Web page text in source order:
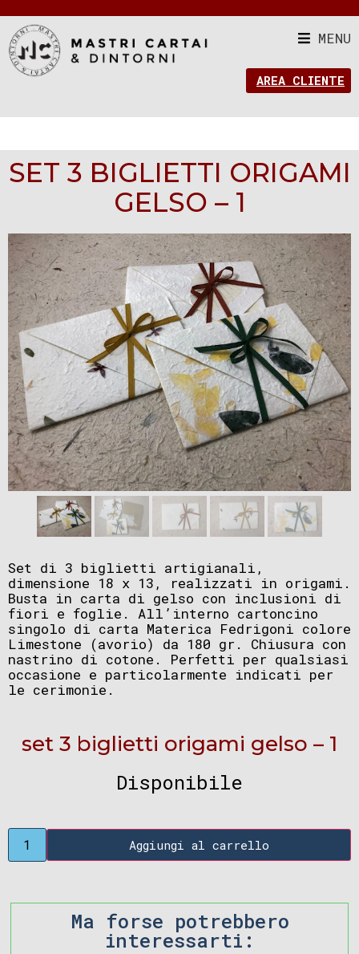
MENU
AREA CLIENTE
SET 3 BIGLIETTI ORIGAMI
GELSO – 1
Set di 3 biglietti artigianali,
dimensione 18 x 13, realizzati in origami.
Busta in carta di gelso con inclusioni di
fiori e foglie. All’interno cartoncino
singolo di carta Materica Fedrigoni colore
Limestone (avorio) da 180 gr. Chiusura con
nastrino di cotone. Perfetti per qualsiasi
occasione e particolarmente indicati per
le cerimonie.
set 3 biglietti origami gelso – 1
Disponibile
Aggiungi al carrello
Ma forse potrebbero
interessarti: